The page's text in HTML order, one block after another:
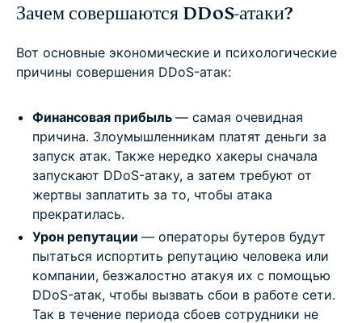
Зачем совершаются DDoS-атаки?
Вот основные экономические и психологические
причины совершения DDoS-атак:
Финансовая прибыль — самая очевидная
причина. Злоумышленникам платят деньги за
запуск атак. Также нередко хакеры сначала
запускают DDoS-атаку, а затем требуют от
жертвы заплатить за то, чтобы атака
прекратилась.
Урон репутации — операторы бутеров будут
пытаться испортить репутацию человека или
компании, безжалостно атакуя их с помощью
DDoS-атак, чтобы вызвать сбои в работе сети.
Так в течение периода сбоев сотрудники не